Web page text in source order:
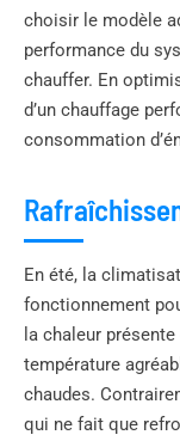
choisir le modèle
performance du
chauffer. En
d’un chauffage
consommation
En été, la
fonctionnement
la chaleur
température
chaudes.
qui ne fait que